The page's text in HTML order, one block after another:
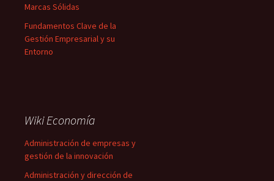
Marcas Sólidas
Fundamentos Clave de la
Gestión Empresarial y su
Entorno
Wiki Economía
Administración de empresas y
gestión de la innovación
Administración y dirección de